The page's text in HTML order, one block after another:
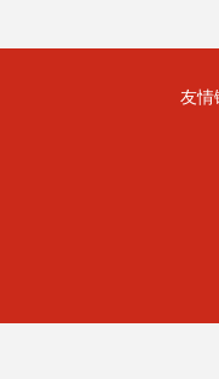
友情